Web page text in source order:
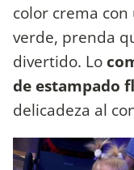
color crema
verde, prenda
divertido. Lo
de estampado
delicadeza al